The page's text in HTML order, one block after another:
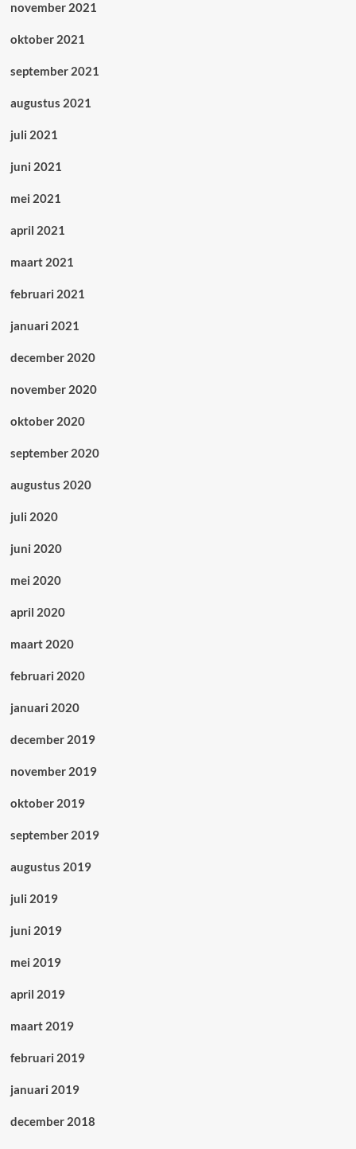
november 2021
oktober 2021
september 2021
augustus 2021
juli 2021
juni 2021
mei 2021
april 2021
maart 2021
februari 2021
januari 2021
december 2020
november 2020
oktober 2020
september 2020
augustus 2020
juli 2020
juni 2020
mei 2020
april 2020
maart 2020
februari 2020
januari 2020
december 2019
november 2019
oktober 2019
september 2019
augustus 2019
juli 2019
juni 2019
mei 2019
april 2019
maart 2019
februari 2019
januari 2019
december 2018